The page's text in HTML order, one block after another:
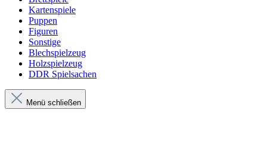
Kartenspiele
Puppen
Figuren
Sonstige
Blechspielzeug
Holzspielzeug
DDR Spielsachen
Menü schließen